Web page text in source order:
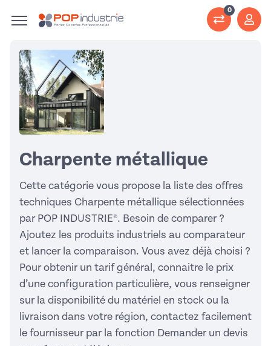
0
Charpente métallique
Cette catégorie vous propose la liste des offres
techniques Charpente métallique sélectionnées
par POP INDUSTRIE®. Besoin de comparer ?
Ajoutez les produits industriels au comparateur
et lancer la comparaison. Vous avez déjà choisi ?
Pour obtenir un tarif général, connaitre le prix
d’une configuration particulière, vous renseigner
sur la disponibilité du matériel en stock ou la
livraison dans votre région, contactez facilement
le fournisseur par la fonction Demander un devis